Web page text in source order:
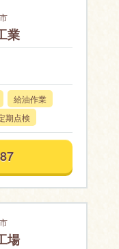
業
給油作業
期点検
場